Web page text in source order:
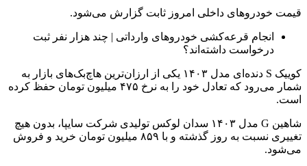
قیمت خودروهای داخلی امروز ثابت گزارش می‌شود.
انجام قرعه‌کشی خودروهای وارداتی | چند هزار نفر ثبت
درخواست داشته‌اند؟
کوییک S دنده‌ای مدل ۱۴۰۳ یکی از ارزان‌ترین هاچ‌بک‌های بازار به
شمار می‌رود که تعادل خود را به نرخ ۴۷۵ میلیون تومان حفظ کرده
است.
شاهین G مدل ۱۴۰۳ سدان لوکس تولیدی شرکت سایپا، بدون هیچ
تغییری نسبت به روز گذشته و با ۸۵۹ میلیون تومان خرید و فروش
می‌شود.